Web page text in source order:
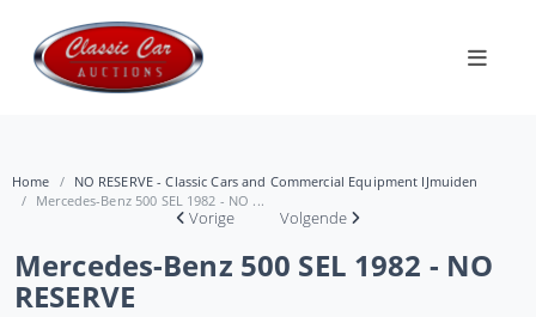
Home
NO RESERVE - Classic Cars and Commercial Equipment IJmuiden
Mercedes-Benz 500 SEL 1982 - NO ...
Vorige Volgende
Mercedes-Benz 500 SEL 1982 - NO
RESERVE